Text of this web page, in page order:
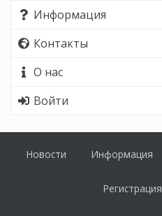
Информация
Контакты
О нас
Войти
Новости Информация
Регистрация